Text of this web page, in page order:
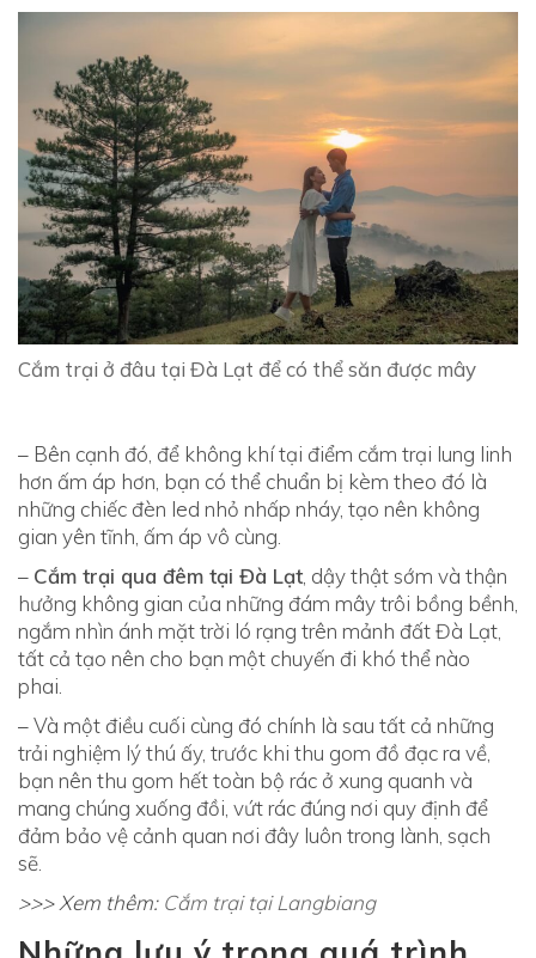
Cắm trại ở đâu tại Đà Lạt để có thể săn được mây
– Bên cạnh đó, để không khí tại điểm cắm trại lung linh
hơn ấm áp hơn, bạn có thể chuẩn bị kèm theo đó là
những chiếc đèn led nhỏ nhấp nháy, tạo nên không
gian yên tĩnh, ấm áp vô cùng.
– Cắm trại qua đêm tại Đà Lạt , dậy thật sớm và thận
hưởng không gian của những đám mây trôi bồng bềnh,
ngắm nhìn ánh mặt trời ló rạng trên mảnh đất Đà Lạt,
tất cả tạo nên cho bạn một chuyến đi khó thể nào
phai.
– Và một điều cuối cùng đó chính là sau tất cả những
trải nghiệm lý thú ấy, trước khi thu gom đồ đạc ra về,
bạn nên thu gom hết toàn bộ rác ở xung quanh và
mang chúng xuống đồi, vứt rác đúng nơi quy định để
đảm bảo vệ cảnh quan nơi đây luôn trong lành, sạch
sẽ.
>>> Xem thêm: Cắm trại tại Langbiang